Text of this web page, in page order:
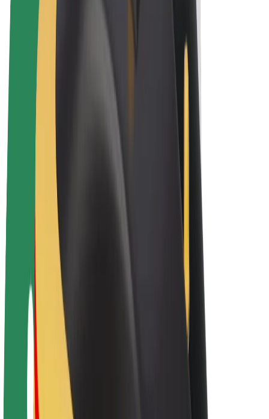
Bolt Food
Zarađuj uz Bolt
Zarada vozača
Dostavljači
Zarada dostavljača
Bolt Food trgovci
Flote
Franšize
Tvrtka
Karijere
O platformi Bolt
Održivost uz Bolt
Projekt nula